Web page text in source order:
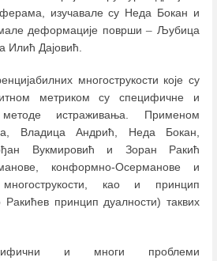
изучавале су Неда Бокан и
деформације површи– Љубица
Дајовић.
многострукости које су
метриком су специфичне и
методе истраживања. Применом
Владица Андрић, Неда Бокан,
Вукмировић и Зоран Ракић
конформно-Осерманове и
као и принцип
Ракићев принцип дуалности) таквих
и многи проблеми